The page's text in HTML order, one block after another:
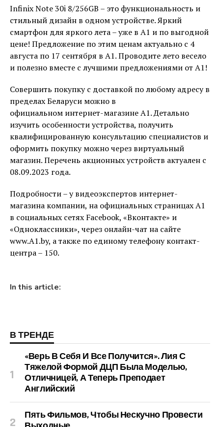
Infinix Note 30i 8/256GB – это функциональность и
стильный дизайн в одном устройстве. Яркий
смартфон для яркого лета – уже в А1 и по выгодной
цене! Предложение по этим ценам актуально с 4
августа по 17 сентября в А1. Проводите лето весело
и полезно вместе с лучшими предложениями от А1!
Совершить покупку с доставкой по любому адресу в
пределах Беларуси можно в
официальном интернет-магазине А1. Детально
изучить особенности устройства, получить
квалифицированную консультацию специалистов и
оформить покупку можно через виртуальный
магазин. Перечень акционных устройств актуален с
08.09.2023 года.
Подробности – у видеоэкспертов интернет-
магазина компании, на официальных страницах A1
в социальных сетях Facebook, «Вконтакте» и
«Одноклассники», через онлайн-чат на сайте
www.A1.by, а также по единому телефону контакт-
центра – 150.
In this article:
В ТРЕНДЕ
«Верь В Себя И Все Получится». Лия С
Тяжелой Формой ДЦП Была Моделью,
Отличницей, А Теперь Преподает
Английский
Пять Фильмов, Чтобы Нескучно Провести